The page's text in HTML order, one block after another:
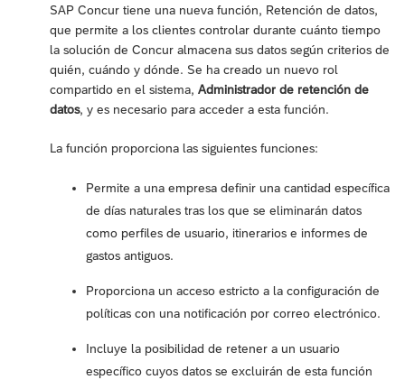
SAP Concur tiene una nueva función, Retención de datos,
que permite a los clientes controlar durante cuánto tiempo
la solución de Concur almacena sus datos según criterios de
quién, cuándo y dónde. Se ha creado un nuevo rol
compartido en el sistema, Administrador de retención de
datos, y es necesario para acceder a esta función.
La función proporciona las siguientes funciones:
Permite a una empresa definir una cantidad específica
de días naturales tras los que se eliminarán datos
como perfiles de usuario, itinerarios e informes de
gastos antiguos.
Proporciona un acceso estricto a la configuración de
políticas con una notificación por correo electrónico.
Incluye la posibilidad de retener a un usuario
específico cuyos datos se excluirán de esta función